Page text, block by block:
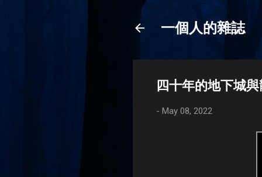
一個人的雜誌
四十年的地下城
- May 08, 2022